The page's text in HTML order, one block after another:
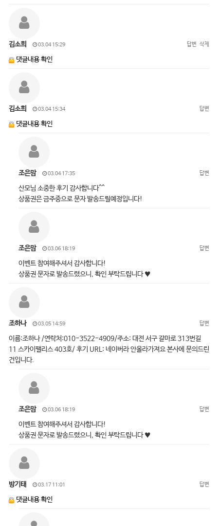
김소희 03.04 15:29 답변 삭제
댓글내용 확인
김소희 03.04 15:34 답변
댓글내용 확인
조은맘 03.04 17:35 답변
산모님 소중한 후기 감사합니다^^
상품권은 금주중으로 문자 발송드릴예정입니다!
조은맘 03.06 18:19 답변
이벤트 참여해주셔서 감사합니다!
상품권 문자로 발송드렸으니, 확인 부탁드립니다 ♥
조하나 03.05 14:59 답변
이름:조하나 /연락처:010-3522-4909/주소: 대전 서구 갈마로 313번길
11 스카이팰리스 403호/ 후기 URL: 네이버라 안올라가져요 본사에 문의드린
건입니다.
조은맘 03.06 18:19 답변
이벤트 참여해주셔서 감사합니다!
상품권 문자로 발송드렸으니, 확인 부탁드립니다 ♥
방기태 03.17 11:01 답변
댓글내용 확인